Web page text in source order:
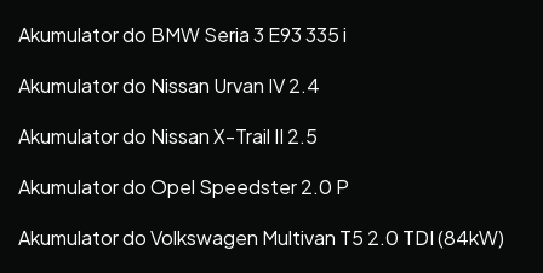
Akumulator do BMW Seria 3 E93 335 i
Akumulator do Nissan Urvan IV 2.4
Akumulator do Nissan X-Trail II 2.5
Akumulator do Opel Speedster 2.0 P
Akumulator do Volkswagen Multivan T5 2.0 TDI (84kW)